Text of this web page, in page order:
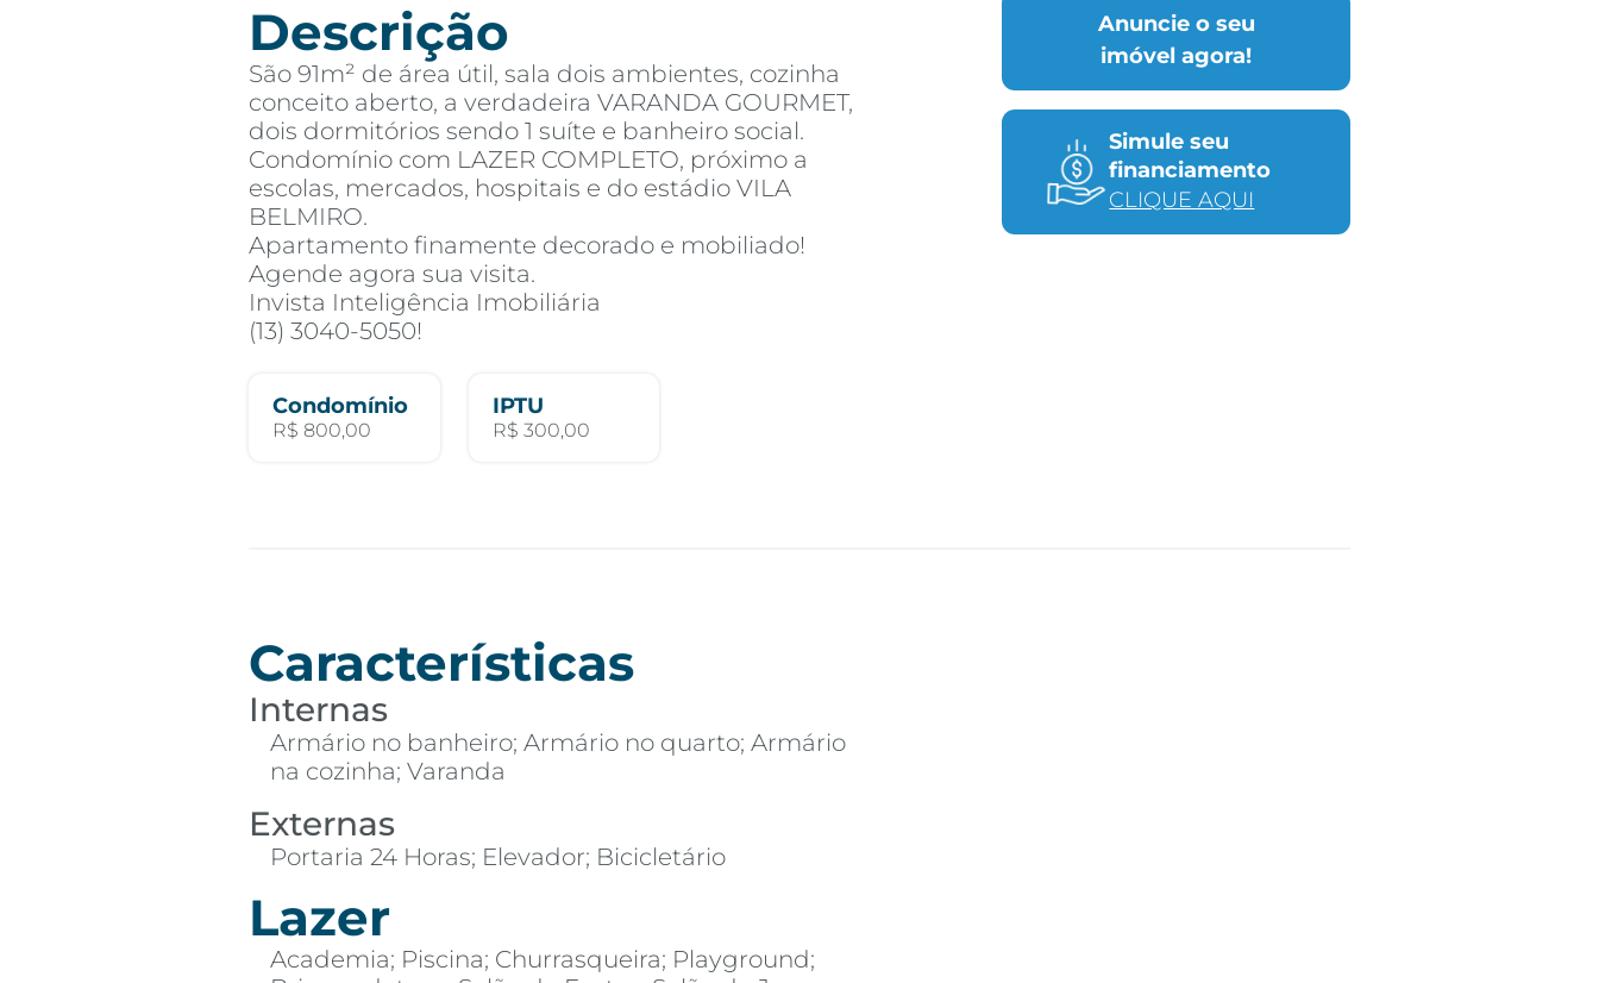
Descrição
São 91m² de área útil, sala dois ambientes, cozinha
conceito aberto, a verdadeira VARANDA GOURMET,
dois dormitórios sendo 1 suíte e banheiro social.
Condomínio com LAZER COMPLETO, próximo a
escolas, mercados, hospitais e do estádio VILA
BELMIRO.
Apartamento finamente decorado e mobiliado!
Agende agora sua visita.
Invista Inteligência Imobiliária
(13) 3040-5050!
Condomínio
R$ 800,00
IPTU
R$ 300,00
Anuncie o seu
imóvel agora!
Simule seu
financiamento
CLIQUE AQUI
Características
Internas
Armário no banheiro; Armário no quarto; Armário
na cozinha; Varanda
Externas
Portaria 24 Horas; Elevador; Bicicletário
Lazer
Academia; Piscina; Churrasqueira; Playground;